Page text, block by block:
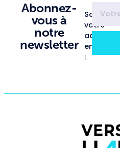
Abonnez-
vous à
notre
newsletter
Saisissez
votre
adresse
email
: